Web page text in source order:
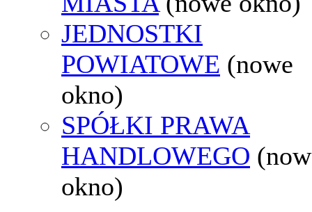
JEDNOSTKI
POWIATOWE (nowe
okno)
SPÓŁKI PRAWA
HANDLOWEGO
okno)